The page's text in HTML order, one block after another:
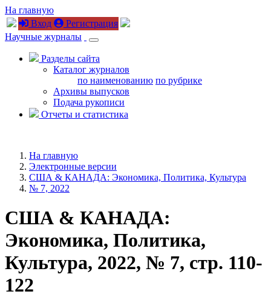
На главную
Вход
Регистрация
Научные журналы
Разделы сайта
Каталог журналов
по наименованию по рубрике
Архивы выпусков
Подача рукописи
Отчеты и статистика
На главную
Электронные версии
США & КАНАДА: Экономика, Политика, Культура
№ 7, 2022
США & КАНАДА:
Экономика, Политика,
Культура, 2022, № 7, стр. 110-
122